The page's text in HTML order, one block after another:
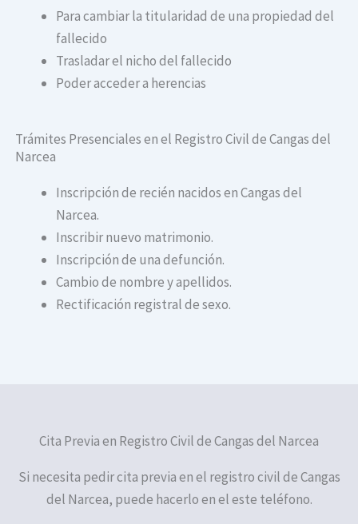
Para cambiar la titularidad de una propiedad del
fallecido
Trasladar el nicho del fallecido
Poder acceder a herencias
Trámites Presenciales en el Registro Civil de Cangas del
Narcea​
Inscripción de recién nacidos en Cangas del
Narcea​.
Inscribir nuevo matrimonio.
Inscripción de una defunción.
Cambio de nombre y apellidos.
Rectificación registral de sexo.
Cita Previa en Registro Civil de Cangas del Narcea​
Si necesita pedir cita previa en el registro civil de Cangas
del Narcea​, puede hacerlo en el este teléfono.